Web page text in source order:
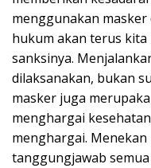
menggunakan masker
hukum akan terus
sanksinya.
dilaksanakan, bukan
masker juga
menghargai
menghargai.
tanggungjawab